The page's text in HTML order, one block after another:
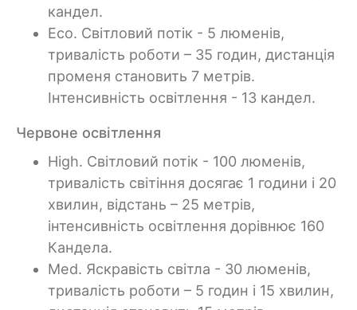
кандел.
Eco. Світловий потік - 5 люменів,
тривалість роботи – 35 годин, дистанція
променя становить 7 метрів.
Інтенсивність освітлення - 13 кандел.
Червоне освітлення
High. Світловий потік - 100 люменів,
тривалість світіння досягає 1 години і 20
хвилин, відстань – 25 метрів,
інтенсивність освітлення дорівнює 160
Кандела.
Med. Яскравість світла - 30 люменів,
тривалість роботи – 5 годин і 15 хвилин,